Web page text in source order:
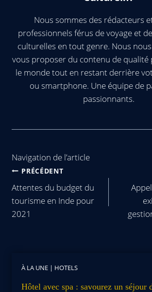
Nous sommes des rédacteurs
professionnels férus de voyage et
culturelles en tout genre. Nous
vous proposer du contenu de
le monde tout en restant derrière
ou smartphone. Une équipe de
passionnants.
Navigation de l’article
PRÉCÉDENT
Attentes du budget du
tourisme en Inde pour
2021
À LA UNE | HOTELS
Hôtel avec spa : savourez un séjour